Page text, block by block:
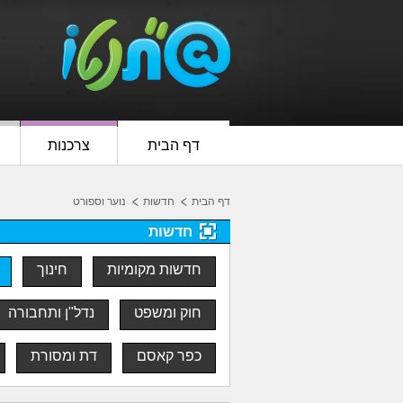
דף הבית צרכנות
דף הבית חדשות נוער וספורט
חדשות
חדשות מקומיות חינוך
חוק ומשפט נדל"ן ותחבורה
כפר קאסם דת ומסורת